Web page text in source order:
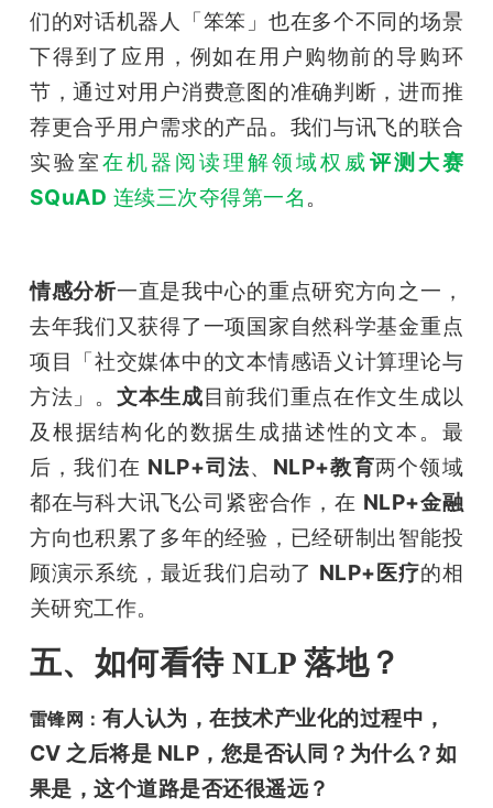
们的对话机器人「笨笨」也在多个不同的场景
下得到了应用，例如在用户购物前的导购环
节，通过对用户消费意图的准确判断，进而推
荐更合乎用户需求的产品。我们与讯飞的联合
实验室在机器阅读理解领域权威评测大赛
SQuAD 连续三次夺得第一名 。
情感分析一直是我中心的重点研究方向之一，
去年我们又获得了一项国家自然科学基金重点
项目「社交媒体中的文本情感语义计算理论与
方法」。 文本生成目前我们重点在作文生成以
及根据结构化的数据生成描述性的文本。最
后，我们在 NLP+司法、 NLP+教育两个领域
都在与科大讯飞公司紧密合作，在 NLP+金融
方向也积累了多年的经验，已经研制出智能投
顾演示系统，最近我们启动了 NLP+医疗的相
关研究工作。
五、如何看待 NLP 落地？
雷锋网： 有人认为，在技术产业化的过程中，
CV 之后将是 NLP，您是否认同？为什么？如
果是，这个道路是否还很遥远？